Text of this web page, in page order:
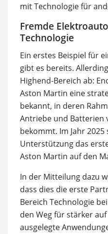
mit Technologie für
Fremde
Technologie
Ein erstes Beispiel für
gibt es bereits.
Highend-Bereich ab:
Aston Martin eine
bekannt, in deren
Antriebe und Batterien
bekommt. Im Jahr
Unterstützung das
Aston Martin auf den
In der Mitteilung dazu
dass dies die erste
Bereich Technologie
den Weg für stärker
ausgelegte